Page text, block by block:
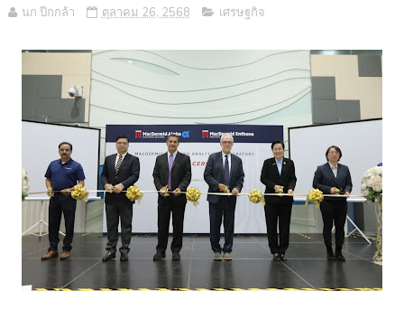
นก ปีกกล้า ตุลาคม 26, 2568 เศรษฐกิจ